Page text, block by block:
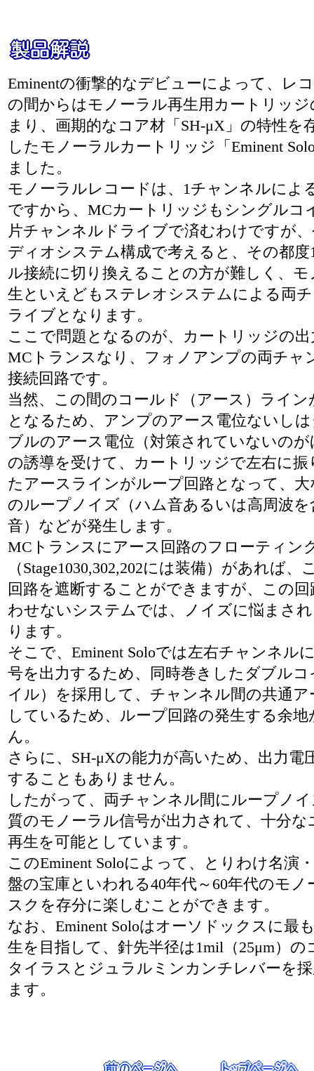
Eminentの衝撃的なデビューによって、レ
の間からはモノーラル再生用カートリッジ
まり、画期的なコア材「SH-μX」の特性を
したモノーラルカートリッジ「Eminent
ました。
モノーラルレコードは、1チャンネルによ
ですから、MCカートリッジもシングルコ
片チャンネルドライブで済むわけですが
ディオシステム構成で考えると、その都
ル接続に切り換えることの方が難しく、モ
生といえどもステレオシステムによる両
ライブとなります。
ここで問題となるのが、カートリッジの
MCトランスなり、フォノアンプの両チャ
接続回路です。
当然、この間のコールド（アース）ライン
となるため、アンプのアース電位ないし
ブルのアース電位（対策されていないの
の誘導を受けて、カートリッジで左右に振
たアースラインがループ回路となって、
のループノイズ（ハム音あるいは高周波
音）などが発生します。
MCトランスにアース回路のフローティン
（Stage1030,302,202には装備）があれば、
回路を遮断することができますが、この
わせないシステムでは、ノイズに悩まさ
ります。
そこで、Eminent Soloでは左右チャンネル
号を出力するため、同時巻きしたダブルコ
イル）を採用して、チャンネル間の共通ア
しているため、ループ回路の発生する余
ん。
さらに、SH-μXの能力が高いため、出力電
することもありません。
したがって、両チャンネル間にループノ
質のモノーラル信号が出力されて、十分な
再生を可能としています。
このEminent Soloによって、とりわけ名演
盤の宝庫といわれる40年代～60年代のモノ
スクを存分に楽しむことができます。
なお、Eminent Soloはオーソドックスに最
生を目指して、針先半径は1mil（25μm）の
タイラスとジュラルミンカンチレバーを
ます。